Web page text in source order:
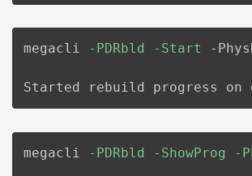
megacli -PDRbld -Start -
Started rebuild progress on
megacli -PDRbld -ShowProg -